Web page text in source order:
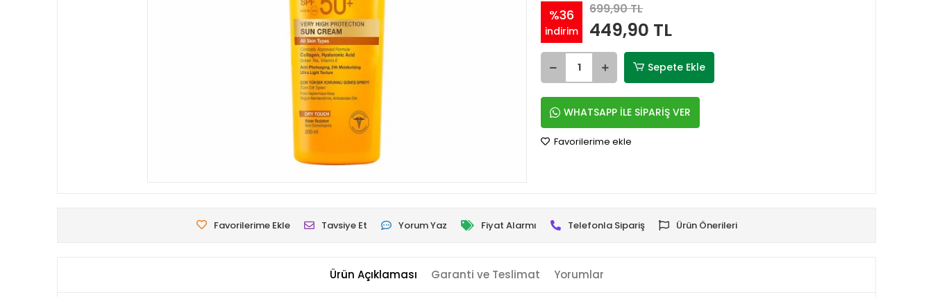
%36
indirim
699,90 TL
449,90 TL
Sepete Ekle
WHATSAPP İLE SİPARİŞ VER
Favorilerime ekle
Favorilerime Ekle Tavsiye Et Yorum Yaz Fiyat Alarmı Telefonla Sipariş Ürün Önerileri
Ürün Açıklaması Garanti ve Teslimat Yorumlar